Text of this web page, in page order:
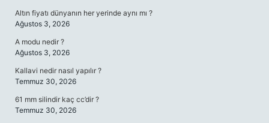
Altın fiyatı dünyanın her yerinde aynı mı ?
Ağustos 3, 2026
A modu nedir ?
Ağustos 3, 2026
Kallavi nedir nasıl yapılır ?
Temmuz 30, 2026
61 mm silindir kaç cc’dir ?
Temmuz 30, 2026